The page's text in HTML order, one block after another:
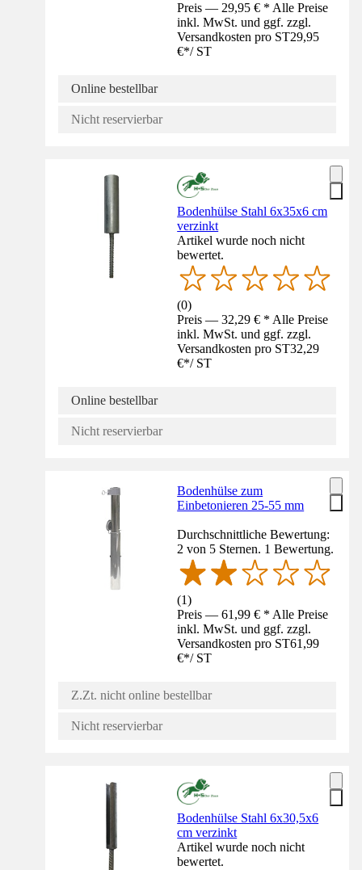
Preis — 29,95 € * Alle Preise
inkl. MwSt. und ggf. zzgl.
Versandkosten pro ST29,95
€*/ ST
Online bestellbar
Nicht reservierbar
Bodenhülse Stahl 6x35x6 cm
verzinkt
Artikel wurde noch nicht
bewertet.
(0)
Preis — 32,29 € * Alle Preise
inkl. MwSt. und ggf. zzgl.
Versandkosten pro ST32,29
€*/ ST
Online bestellbar
Nicht reservierbar
Bodenhülse zum
Einbetonieren 25-55 mm
Durchschnittliche Bewertung:
2 von 5 Sternen. 1 Bewertung.
(1)
Preis — 61,99 € * Alle Preise
inkl. MwSt. und ggf. zzgl.
Versandkosten pro ST61,99
€*/ ST
Z.Zt. nicht online bestellbar
Nicht reservierbar
Bodenhülse Stahl 6x30,5x6
cm verzinkt
Artikel wurde noch nicht
bewertet.